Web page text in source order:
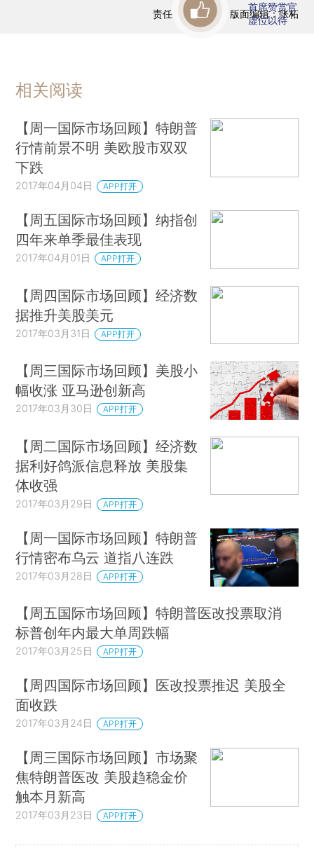
责任编辑：蒋飞 | 版面编辑：张柘
首席赞赏官
虚位以待
相关阅读
【周一国际市场回顾】特朗普
行情前景不明 美欧股市双双
下跌
2017年04月04日 APP打开
【周五国际市场回顾】纳指创
四年来单季最佳表现
2017年04月01日 APP打开
【周四国际市场回顾】经济数
据推升美股美元
2017年03月31日 APP打开
【周三国际市场回顾】美股小
幅收涨 亚马逊创新高
2017年03月30日 APP打开
【周二国际市场回顾】经济数
据利好鸽派信息释放 美股集
体收强
2017年03月29日 APP打开
【周一国际市场回顾】特朗普
行情密布乌云 道指八连跌
2017年03月28日 APP打开
【周五国际市场回顾】特朗普医改投票取消
标普创年内最大单周跌幅
2017年03月25日 APP打开
【周四国际市场回顾】医改投票推迟 美股全
面收跌
2017年03月24日 APP打开
【周三国际市场回顾】市场聚
焦特朗普医改 美股趋稳金价
触本月新高
2017年03月23日 APP打开